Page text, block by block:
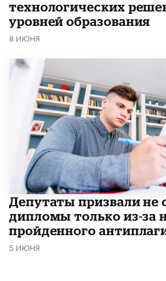
технологических
уровней образования
8 ИЮНЯ
Депутаты призвали не
дипломы только из-за
пройденного
5 ИЮНЯ